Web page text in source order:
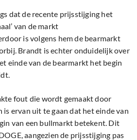
dat de recente prijsstijging het
van de markt
is volgens hem de bearmarkt
Brandt is echter onduidelijk over
einde van de bearmarkt het begin
fout die wordt gemaakt door
is ervan uit te gaan dat het einde van
van een bullmarkt betekent. Dit
aangezien de prijsstijging pas